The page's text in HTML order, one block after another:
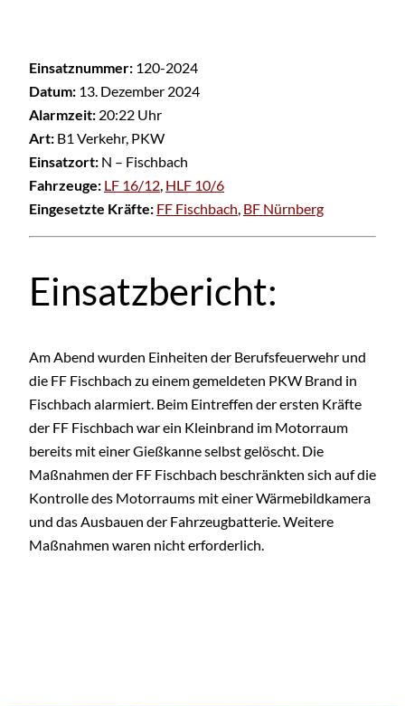
Einsatznummer: 120-2024
Datum: 13. Dezember 2024
Alarmzeit: 20:22 Uhr
Art: B1 Verkehr, PKW
Einsatzort: N – Fischbach
Fahrzeuge: LF 16/12, HLF 10/6
Eingesetzte Kräfte: FF Fischbach, BF Nürnberg
Einsatzbericht:
Am Abend wurden Einheiten der Berufsfeuerwehr und
die FF Fischbach zu einem gemeldeten PKW Brand in
Fischbach alarmiert. Beim Eintreffen der ersten Kräfte
der FF Fischbach war ein Kleinbrand im Motorraum
bereits mit einer Gießkanne selbst gelöscht. Die
Maßnahmen der FF Fischbach beschränkten sich auf die
Kontrolle des Motorraums mit einer Wärmebildkamera
und das Ausbauen der Fahrzeugbatterie. Weitere
Maßnahmen waren nicht erforderlich.